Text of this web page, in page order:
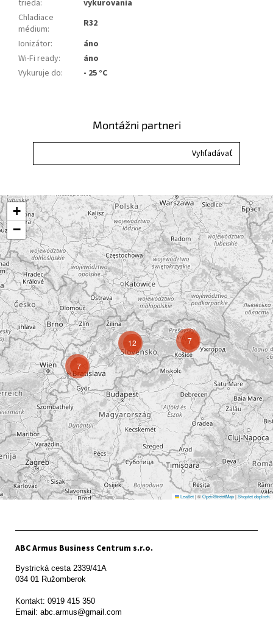
trieda:
vykurovania
Chladiace
médium:
R32
Ionizátor:
áno
Wi-Fi ready:
áno
Vykuruje do: - 25 °C
Montážni partneri
7
7
12
+
−
Leaflet|©OpenStreetMap|Shoptet doplnek
ABC Armus Business Centrum s.r.o.
Bystrická cesta 2339/41A
034 01 Ružomberok
Kontakt: 0919 415 350